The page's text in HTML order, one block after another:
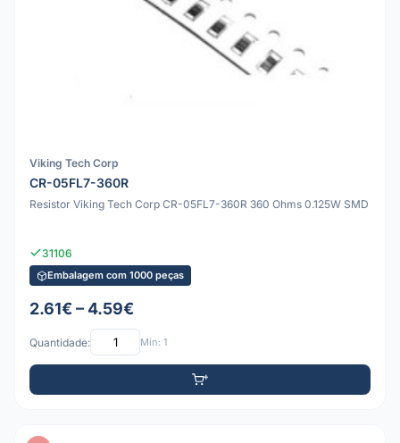
Viking Tech Corp
CR-05FL7-360R
Resistor Viking Tech Corp CR-05FL7-360R 360 Ohms 0.125W SMD
31106
Embalagem com 1000 peças
2.61€ – 4.59€
Quantidade: Mín: 1